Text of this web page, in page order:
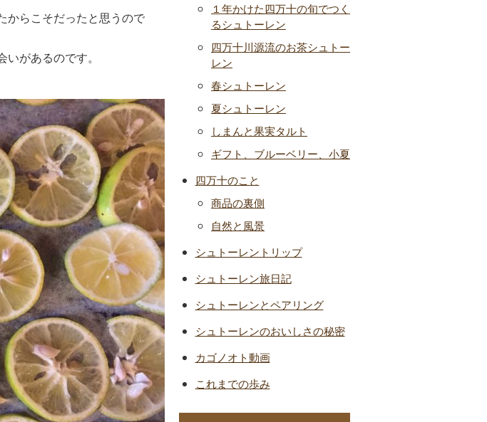
からこそだったと思うので
があるのです。
１年かけた四万十の旬でつく
るシュトーレン
四万十川源流のお茶シュトー
レン
春シュトーレン
夏シュトーレン
しまんと果実タルト
ギフト、ブルーベリー、小夏
四万十のこと
商品の裏側
自然と風景
シュトーレントリップ
シュトーレン旅日記
シュトーレンとペアリング
シュトーレンのおいしさの秘密
カゴノオト動画
これまでの歩み